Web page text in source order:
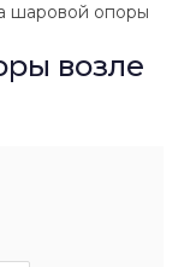
шаровой опоры
возле